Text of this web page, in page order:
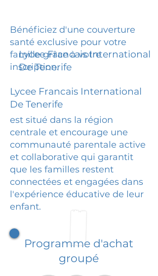
Bénéficiez d'une couverture
santé exclusive pour votre
famille grâce à votre
inscription.
Lycee Francais International
De Tenerife
Lycee Francais International
De Tenerife
est situé dans la région
centrale et encourage une
communauté parentale active
et collaborative qui garantit
que les familles restent
connectées et engagées dans
l'expérience éducative de leur
enfant.
Programme d'achat
groupé